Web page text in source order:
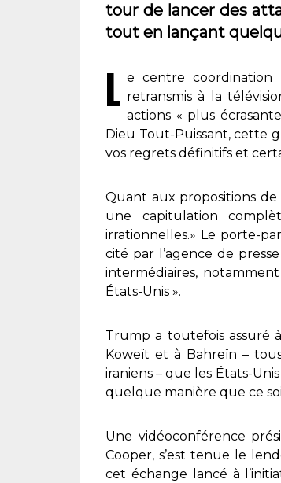
tour de lancer des
tout en lançant
L e centre coordination
retransmis à la
actions « plus
Dieu Tout-Puissant, cette
vos regrets définitifs et
Quant aux propositions de
une capitulation
irrationnelles.» Le porte-
cité par l’agence de
intermédiaires,
États-Unis ».
Trump a toutefois assuré
Koweït et à Bahreïn –
iraniens – que les États-
quelque manière que ce
Une vidéoconférence
Cooper, s’est tenue le
cet échange lancé à